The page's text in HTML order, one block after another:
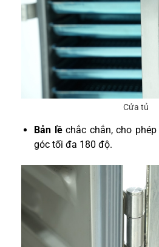
Cửa tủ
Bản lềchắc chắn, cho
góc tối đa 180 độ.